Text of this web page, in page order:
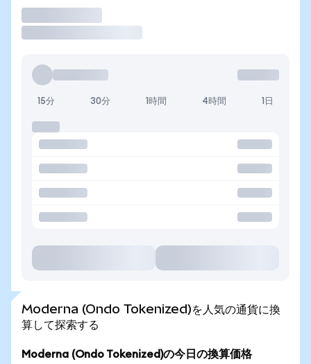
15分 30分 1時間 4時間 1日
Moderna (Ondo Tokenized)を人気の通貨に換
算して探索する
Moderna (Ondo Tokenized)の今日の換算価格